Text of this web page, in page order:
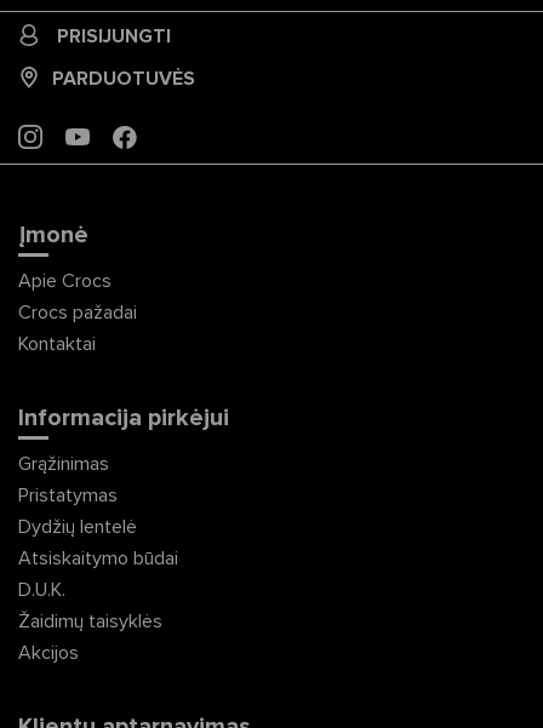
PRISIJUNGTI
PARDUOTUVĖS
INSTAGRAM
YOUTUBEFACEBOOK
Įmonė
Apie Crocs
Crocs pažadai
Kontaktai
Informacija pirkėjui
Grąžinimas
Pristatymas
Dydžių lentelė
Atsiskaitymo būdai
D.U.K.
Žaidimų taisyklės
Akcijos